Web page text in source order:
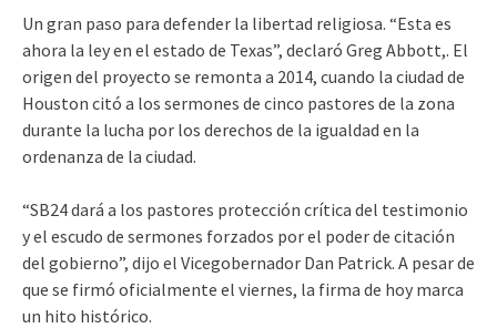
Un gran paso para defender la libertad religiosa. “Esta es
ahora la ley en el estado de Texas”, declaró Greg Abbott,. El
origen del proyecto se remonta a 2014, cuando la ciudad de
Houston citó a los sermones de cinco pastores de la zona
durante la lucha por los derechos de la igualdad en la
ordenanza de la ciudad.
“SB24 dará a los pastores protección crítica del testimonio
y el escudo de sermones forzados por el poder de citación
del gobierno”, dijo el Vicegobernador Dan Patrick. A pesar de
que se firmó oficialmente el viernes, la firma de hoy marca
un hito histórico.